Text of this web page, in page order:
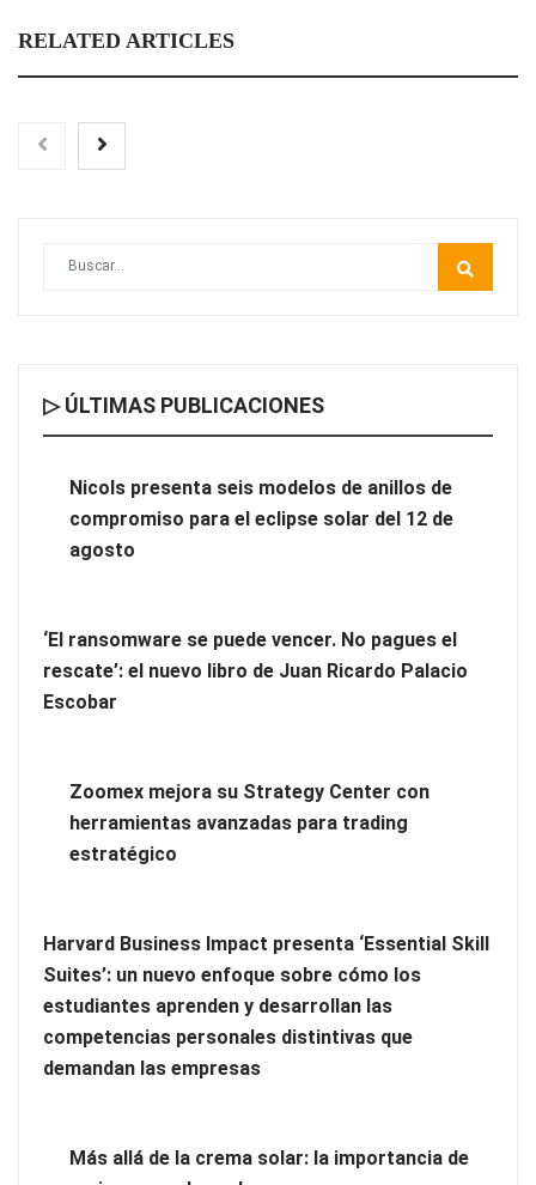
RELATED ARTICLES
La revolución de la podología: plantillas personalizadas con
▷ ÚLTIMAS PUBLICACIONES
Nicols presenta seis modelos de anillos de
compromiso para el eclipse solar del 12 de
agosto
‘El ransomware se puede vencer. No pagues el
rescate’: el nuevo libro de Juan Ricardo Palacio
Escobar
Zoomex mejora su Strategy Center con
herramientas avanzadas para trading
estratégico
Harvard Business Impact presenta ‘Essential Skill
Suites’: un nuevo enfoque sobre cómo los
estudiantes aprenden y desarrollan las
competencias personales distintivas que
demandan las empresas
Más allá de la crema solar: la importancia de